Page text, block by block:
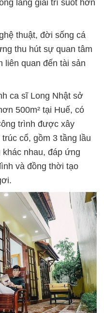
làng giải trí suốt hơn
thuật, đời sống cá
thu hút sự quan tâm
liên quan đến tài sản
ca sĩ Long Nhật sở
500m² tại Huế, có
trình được xây
cổ, gồm 3 tầng lầu
nhau, đáp ứng
và đồng thời tạo